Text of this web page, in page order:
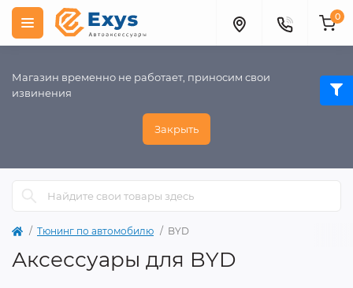
Магазин временно не работает, приносим свои
извинения
Закрыть
0
Тюнинг по автомобилю BYD
Аксессуары для BYD